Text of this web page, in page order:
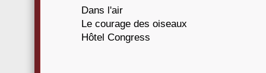
Dans l'air
Le courage des oiseaux
Hôtel Congress